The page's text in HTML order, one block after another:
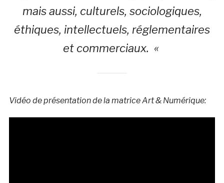
mais aussi, culturels, sociologiques,
éthiques, intellectuels, réglementaires
et commerciaux. «
Vidéo de présentation de la matrice Art & Numérique: